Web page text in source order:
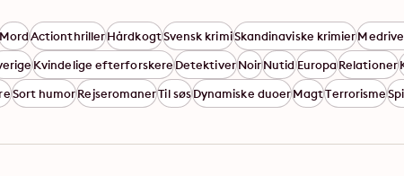
ActionthrillerHårdkogtSvensk krimiSkandinaviske krimier
Kvindelige efterforskereDetektiverNoirNutidEuropaRelationer
Sort humorRejseromanerTil søsDynamiske duoerMagtTerrorisme